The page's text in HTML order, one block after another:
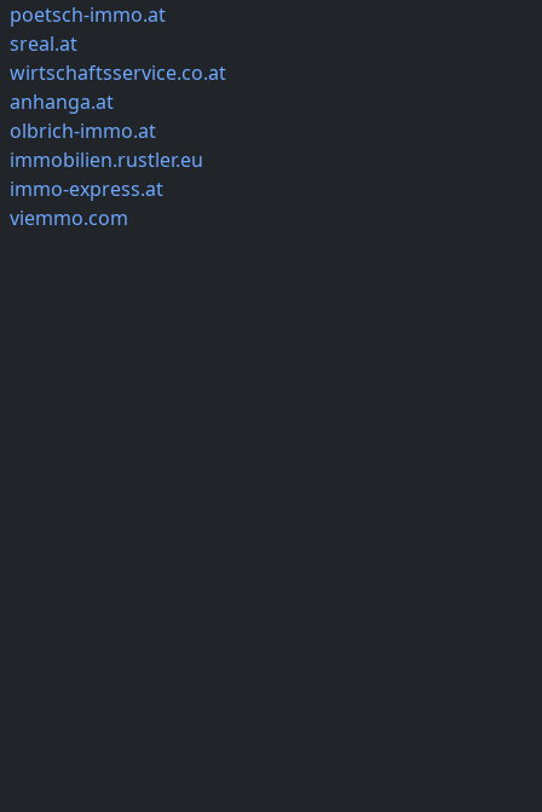
poetsch-immo.at
sreal.at
wirtschaftsservice.co.at
anhanga.at
olbrich-immo.at
immobilien.rustler.eu
immo-express.at
viemmo.com